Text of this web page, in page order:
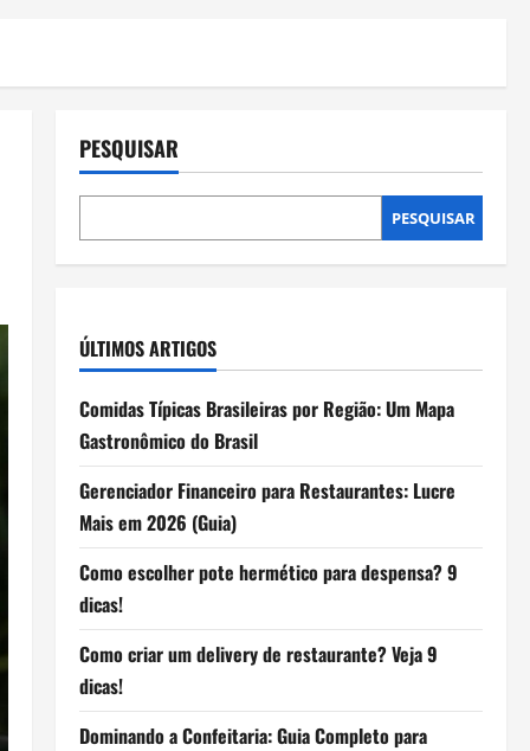
PESQUISAR
PESQUISAR
ÚLTIMOS ARTIGOS
Comidas Típicas Brasileiras por Região: Um Mapa
Gastronômico do Brasil
Gerenciador Financeiro para Restaurantes: Lucre
Mais em 2026 (Guia)
Como escolher pote hermético para despensa? 9
dicas!
Como criar um delivery de restaurante? Veja 9
dicas!
Dominando a Confeitaria: Guia Completo para